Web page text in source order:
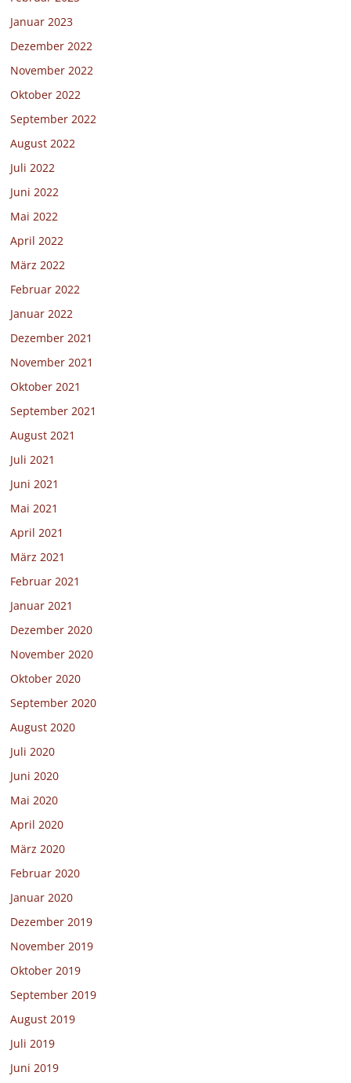
Januar 2023
Dezember 2022
November 2022
Oktober 2022
September 2022
August 2022
Juli 2022
Juni 2022
Mai 2022
April 2022
März 2022
Februar 2022
Januar 2022
Dezember 2021
November 2021
Oktober 2021
September 2021
August 2021
Juli 2021
Juni 2021
Mai 2021
April 2021
März 2021
Februar 2021
Januar 2021
Dezember 2020
November 2020
Oktober 2020
September 2020
August 2020
Juli 2020
Juni 2020
Mai 2020
April 2020
März 2020
Februar 2020
Januar 2020
Dezember 2019
November 2019
Oktober 2019
September 2019
August 2019
Juli 2019
Juni 2019